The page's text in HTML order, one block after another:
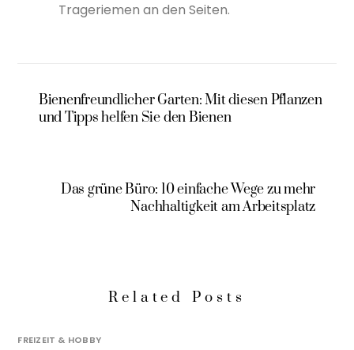
Trageriemen an den Seiten.
Bienenfreundlicher Garten: Mit diesen Pflanzen
und Tipps helfen Sie den Bienen
Das grüne Büro: 10 einfache Wege zu mehr
Nachhaltigkeit am Arbeitsplatz
Related Posts
FREIZEIT & HOBBY